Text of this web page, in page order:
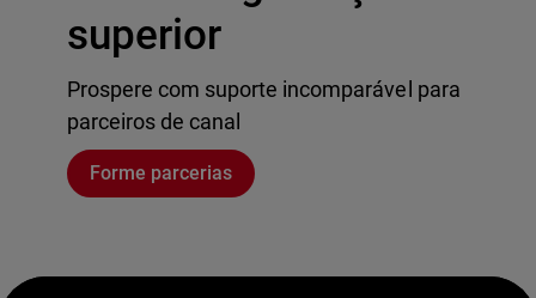
superior
Prospere com suporte incomparável para
parceiros de canal
Forme parcerias